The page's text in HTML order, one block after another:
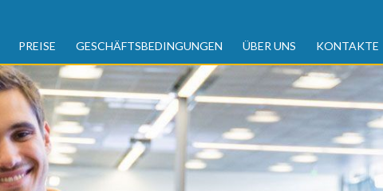
PREISE GESCHÄFTSBEDINGUNGEN ÜBER UNS KONTAKTE